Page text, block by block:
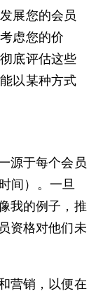
展您的会员
虑您的价
底评估这些
以某种方式
源于每个会员
间）。一旦
我的例子，推
资格对他们未
营销，以便在